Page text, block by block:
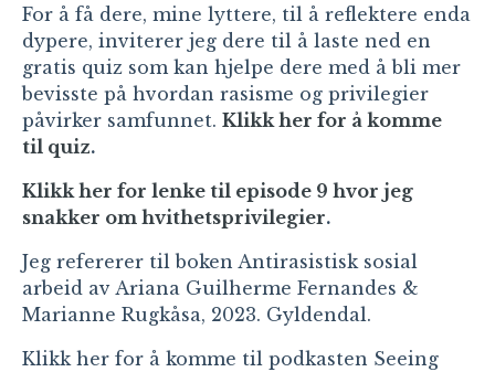
For å få dere, mine lyttere, til å reflektere enda
dypere, inviterer jeg dere til å laste ned en
gratis quiz som kan hjelpe dere med å bli mer
bevisste på hvordan rasisme og privilegier
påvirker samfunnet. Klikk her for å komme
til quiz.
Klikk her for lenke til episode 9 hvor jeg
snakker om hvithetsprivilegier.
Jeg refererer til boken Antirasistisk sosial
arbeid av Ariana Guilherme Fernandes &
Marianne Rugkåsa, 2023. Gyldendal.
Klikk her for å komme til podkasten Seeing